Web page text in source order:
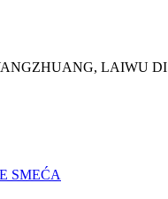
LAIWU
SMEĆA